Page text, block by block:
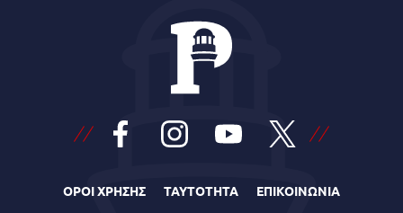
ΟΡΟΙ ΧΡΗΣΗΣ ΤΑΥΤΟΤΗΤΑ ΕΠΙΚΟΙΝΩΝΙΑ